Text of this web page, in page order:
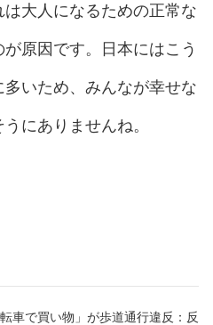
大人になるための正常な
原因です。日本にはこう
いため、みんなが幸せな
にありませんね。
車で買い物」が歩道通行違反：反